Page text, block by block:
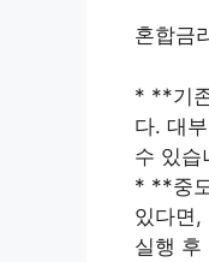
혼합금
* **기
다. 대
수 있습
* **중
있다면,
실행 후